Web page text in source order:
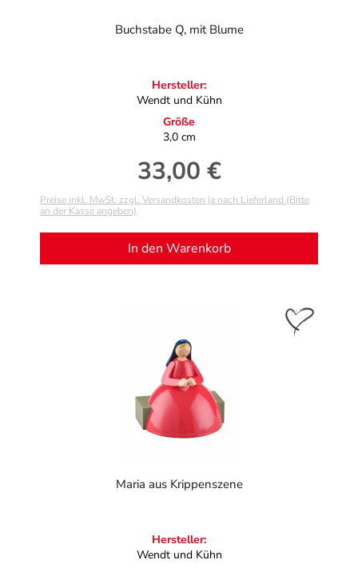
Buchstabe Q, mit Blume
Hersteller:
Wendt und Kühn
Größe
3,0 cm
Regulärer Preis:
33,00 €
Preise inkl. MwSt. zzgl. Versandkosten ja nach Lieferland (Bitte
an der Kasse angeben)
In den Warenkorb
Maria aus Krippenszene
Hersteller:
Wendt und Kühn